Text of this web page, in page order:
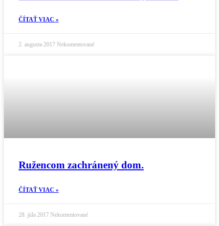
ČÍTAŤ VIAC »
2. augusta 2017 Nekomentované
Ružencom zachránený dom.
ČÍTAŤ VIAC »
28. júla 2017 Nekomentované